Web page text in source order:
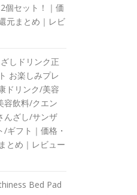
セット！｜価
元まとめ｜レビ
しドリンク正
お楽しみプレ
ドリンク/美容
容飲料/クエン
んざし/サンザ
ギフト｜価格・
とめ｜レビュー
Bed Pad